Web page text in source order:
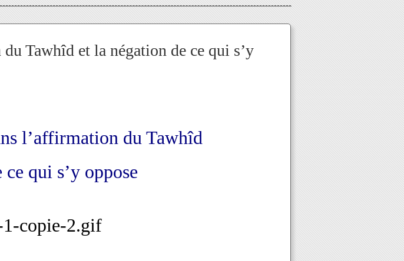
Tawhîd et la négation de ce qui s’y
l’affirmation du Tawhîd
qui s’y oppose